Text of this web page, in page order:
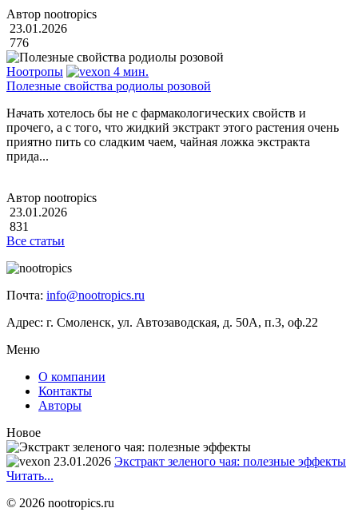
Автор nootropics
23.01.2026
776
Ноотропы
4 мин.
Полезные свойства родиолы розовой
Начать хотелось бы не с фармакологических свойств и
прочего, а с того, что жидкий экстракт этого растения очень
приятно пить со сладким чаем, чайная ложка экстракта
прида...
Автор nootropics
23.01.2026
831
Все статьи
Почта: info@nootropics.ru
Адрес: г. Смоленск, ул. Автозаводская, д. 50А, п.3, оф.22
Меню
О компании
Контакты
Авторы
Новое
23.01.2026 Экстракт зеленого чая: полезные эффекты
Читать...
© 2026 nootropics.ru